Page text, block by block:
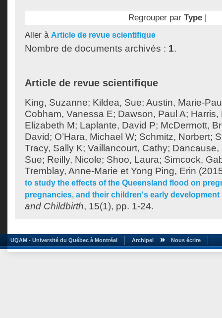
Regrouper par Type|
Aller à Article de revue scientifique
Nombre de documents archivés : 1.
Article de revue scientifique
King, Suzanne; Kildea, Sue; Austin, Marie-
Cobham, Vanessa E; Dawson, Paul A; Harris,
Elizabeth M; Laplante, David P; McDermott,
David; O’Hara, Michael W; Schmitz, Norbert;
Tracy, Sally K; Vaillancourt, Cathy; Dancause,
Sue; Reilly, Nicole; Shoo, Laura; Simcock,
Tremblay, Anne-Marie et Yong Ping, Erin
to study the effects of the Queensland flood on
pregnancies, and their children's early development
and Childbirth, 15(1), pp. 1-24.
UQAM - Université du Québec à Montréal Archipel Nous écrire